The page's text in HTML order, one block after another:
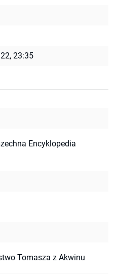
23:35
Encyklopedia
Tomasza z Akwinu